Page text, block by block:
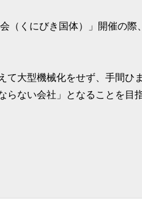
（くにびき国体）」開催の
大型機械化をせず、手間
ない会社」となることを目